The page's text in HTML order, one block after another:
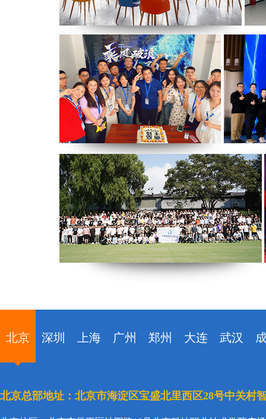
北京 深圳 上海 广州 郑州 大连 武汉
北京总部地址：北京市海淀区宝盛北里西区28号中关村